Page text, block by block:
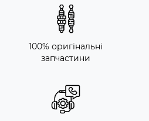
100% оригінальні
запчастини